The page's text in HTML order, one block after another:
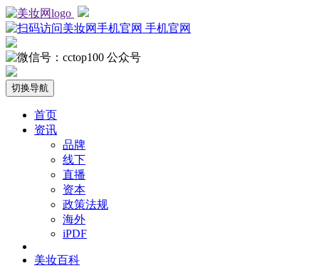
手机官网
公众号
切换导航
首页
资讯
品牌
线下
直播
资本
政策法规
海外
iPDF
美妆百科